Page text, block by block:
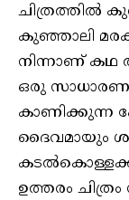
ചിത്രത്തില്‍
കുഞ്ഞാലി
നിന്നാണ്
ഒരു സാധാരണ
കാണിക്കുന്ന
ദൈവമായും
ഉത്തരം